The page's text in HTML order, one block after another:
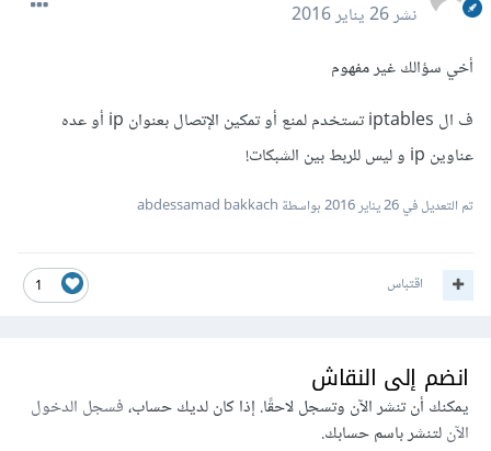
نشر26 يناير 2016
أخي سؤالك غير مفهوم
ف ال iptables تستخدم لمنع أو تمكين الإتصال بعنوان ip أو عده
عناوين ip و ليس للربط بين الشبكات!
تم التعديل في26 يناير 2016 بواسطة abdessamad bakkach
1 اقتباس
انضم إلى النقاش
يمكنك أن تنشر الآن وتسجل لاحقًا. إذا كان لديك حساب،فسجل الدخول
الآنلتنشر باسم حسابك.